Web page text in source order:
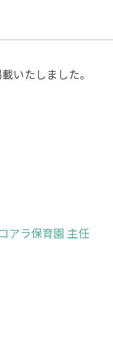
いたしました。
アラ保育園 主任